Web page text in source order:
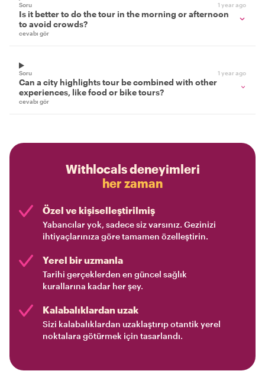
Soru 1 year ago
Is it better to do the tour in the morning or afternoon
to avoid crowds?
cevabı gör
Soru 1 year ago
Can a city highlights tour be combined with other
experiences, like food or bike tours?
cevabı gör
Withlocals deneyimleri
her zaman
Özel ve kişiselleştirilmiş
Yabancılar yok, sadece siz varsınız. Gezinizi
ihtiyaçlarınıza göre tamamen özelleştirin.
Yerel bir uzmanla
Tarihi gerçeklerden en güncel sağlık
kurallarına kadar her şey.
Kalabalıklardan uzak
Sizi kalabalıklardan uzaklaştırıp otantik yerel
noktalara götürmek için tasarlandı.